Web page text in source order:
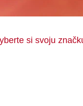
si svoju